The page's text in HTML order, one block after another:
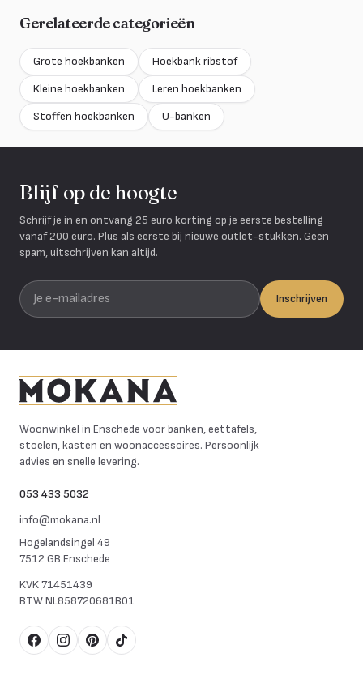
Gerelateerde categorieën
Grote hoekbanken
Hoekbank ribstof
Kleine hoekbanken
Leren hoekbanken
Stoffen hoekbanken
U-banken
Blijf op de hoogte
Schrijf je in en ontvang 25 euro korting op je eerste bestelling
vanaf 200 euro. Plus als eerste bij nieuwe outlet-stukken. Geen
spam, uitschrijven kan altijd.
Je e-mailadres
Inschrijven
Woonwinkel in Enschede voor banken, eettafels,
stoelen, kasten en woonaccessoires. Persoonlijk
advies en snelle levering.
053 433 5032
info@mokana.nl
Hogelandsingel 49
7512 GB Enschede
KVK71451439
BTWNL858720681B01
FacebookInstagram
Pinterest
TikTok